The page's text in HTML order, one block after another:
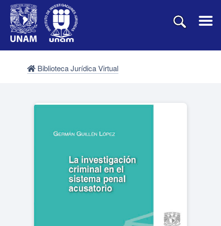
Biblioteca Jurídica Virtual